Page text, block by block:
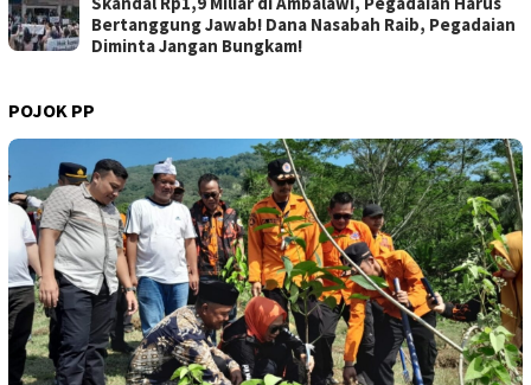
Bertanggung Jawab! Dana Nasabah Raib, Pegadaian
Diminta Jangan Bungkam!
POJOK PP